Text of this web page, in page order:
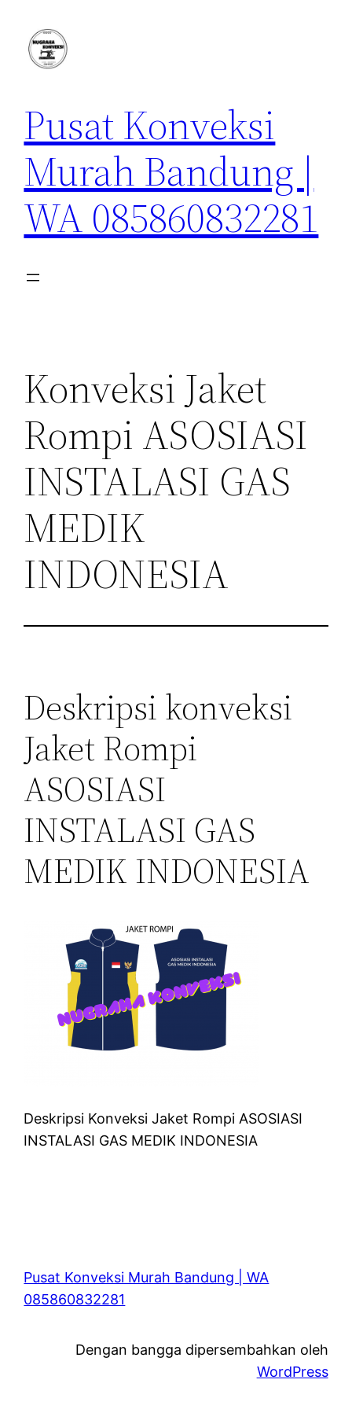
konten
Pusat Konveksi
Murah Bandung |
WA 085860832281
Konveksi Jaket
Rompi ASOSIASI
INSTALASI GAS
MEDIK
INDONESIA
Deskripsi konveksi
Jaket Rompi
ASOSIASI
INSTALASI GAS
MEDIK INDONESIA
Deskripsi Konveksi Jaket Rompi ASOSIASI
INSTALASI GAS MEDIK INDONESIA
Pusat Konveksi Murah Bandung | WA
085860832281
Dengan bangga dipersembahkan oleh
WordPress